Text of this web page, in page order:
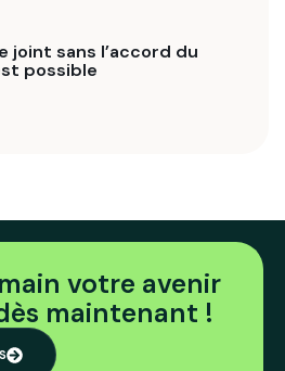
joint sans l’accord du
possible
votre avenir
maintenant !